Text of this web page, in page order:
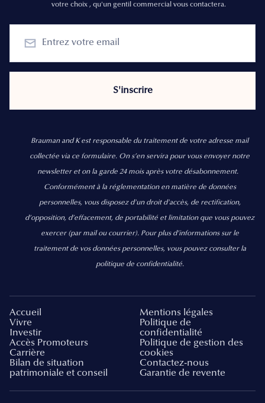
votre choix , qu'un gentil commercial vous contactera.
Brauman and K est responsable du traitement de votre adresse mail
collectée via ce formulaire. On s’en servira pour vous envoyer notre
newsletter et on la garde 24 mois après votre désabonnement.
Conformément à la réglementation en matière de données
personnelles, vous disposez d'un droit d'accès, de rectification,
d’opposition, d’effacement, de portabilité et limitation que vous pouvez
exercer (par mail ou courrier). Pour plus d’informations sur le
traitement de vos données personnelles, vous pouvez consulter la
politique de confidentialité.
Accueil
Vivre
Investir
Accès Promoteurs
Carrière
Bilan de situation
patrimoniale et conseil
Mentions légales
Politique de
confidentialité
Politique de gestion des
cookies
Contactez-nous
Garantie de revente